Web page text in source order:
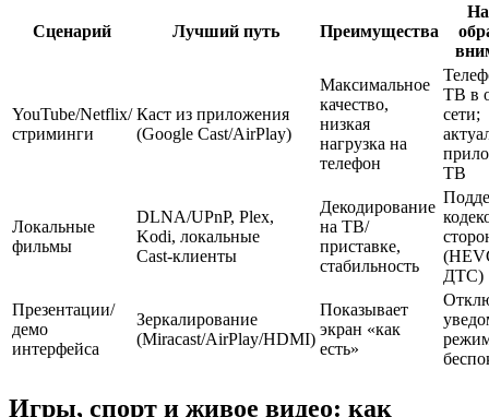
Сценарий Лучший путь Преимущества
YouTube/Netflix/
стриминги
Каст из приложения
(Google Cast/AirPlay)
Максимальное
качество,
низкая
нагрузка на
телефон
ТВ в
сети;
ТВ
Локальные
фильмы
DLNA/UPnP, Plex,
Kodi, локальные
Cast‑клиенты
Декодирование
на ТВ/
приставке,
стабильность
ДТС)
Презентации/
демо
интерфейса
Зеркалирование
(Miracast/AirPlay/HDMI)
Показывает
экран «как
есть»
Игры, спорт и живое видео: как